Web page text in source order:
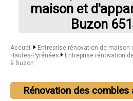
maison et
Buzon
Accueil
Entreprise rénovation de maison
Hautes-Pyrénées
Entreprise rénovation
à Buzon
Rénovation des combles